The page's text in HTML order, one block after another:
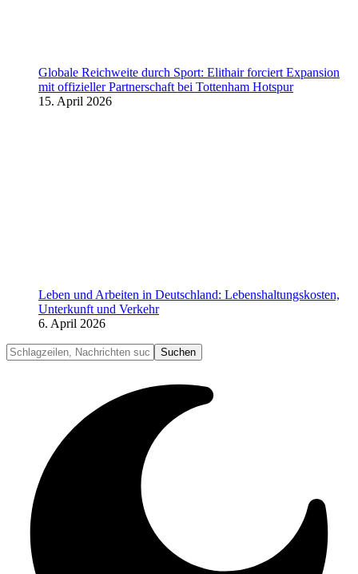
Globale Reichweite durch Sport: Elithair forciert Expansion
mit offizieller Partnerschaft bei Tottenham Hotspur
15. April 2026
Leben und Arbeiten in Deutschland: Lebenshaltungskosten,
Unterkunft und Verkehr
6. April 2026